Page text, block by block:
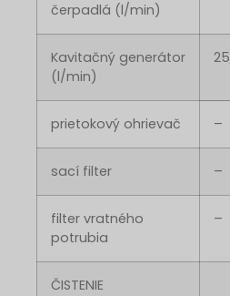
čerpadlá (l/min)
Kavitačný generátor
(l/min)
25
prietokový ohrievač –
sací filter –
filter vratného
potrubia
–
ČISTENIE